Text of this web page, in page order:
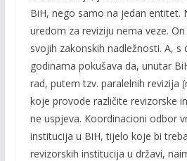
BiH, nego samo na jedan entitet.
uredom za reviziju nema veze.
svojih zakonskih nadležnosti. A, s
godinama pokušava da, unutar
rad, putem tzv. paralelnih revizija
koje provode različite revizorske
ne uspjeva. Koordinacioni odbor
institucija u BiH, tijelo koje bi
revizorskih institucija u državi,